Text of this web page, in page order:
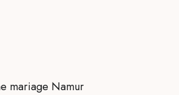
mariage Namur